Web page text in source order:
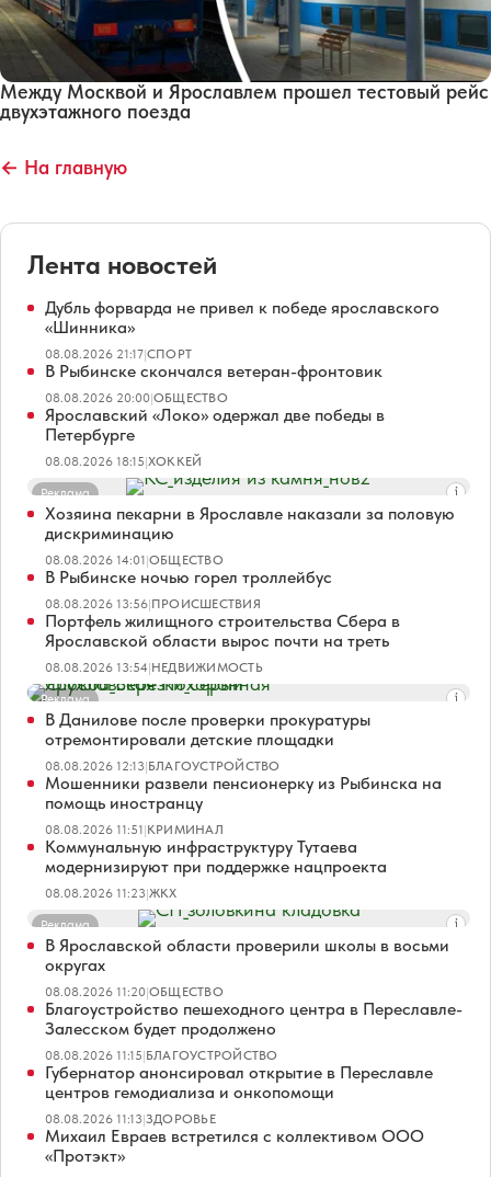
Между Москвой и Ярославлем прошел тестовый рейс
двухэтажного поезда
← На главную
Лента новостей
Дубль форварда не привел к победе ярославского
«Шинника»
08.08.2026 21:17|СПОРТ
В Рыбинске скончался ветеран-фронтовик
08.08.2026 20:00|ОБЩЕСТВО
Ярославский «Локо» одержал две победы в
Петербурге
08.08.2026 18:15|ХОККЕЙ
Реклама
Хозяина пекарни в Ярославле наказали за половую
дискриминацию
08.08.2026 14:01|ОБЩЕСТВО
В Рыбинске ночью горел троллейбус
08.08.2026 13:56|ПРОИСШЕСТВИЯ
Портфель жилищного строительства Сбера в
Ярославской области вырос почти на треть
08.08.2026 13:54|НЕДВИЖИМОСТЬ
Реклама
В Данилове после проверки прокуратуры
отремонтировали детские площадки
08.08.2026 12:13|БЛАГОУСТРОЙСТВО
Мошенники развели пенсионерку из Рыбинска на
помощь иностранцу
08.08.2026 11:51|КРИМИНАЛ
Коммунальную инфраструктуру Тутаева
модернизируют при поддержке нацпроекта
08.08.2026 11:23|ЖКХ
Реклама
В Ярославской области проверили школы в восьми
округах
08.08.2026 11:20|ОБЩЕСТВО
Благоустройство пешеходного центра в Переславле-
Залесском будет продолжено
08.08.2026 11:15|БЛАГОУСТРОЙСТВО
Губернатор анонсировал открытие в Переславле
центров гемодиализа и онкопомощи
08.08.2026 11:13|ЗДОРОВЬЕ
Михаил Евраев встретился с коллективом ООО
«Протэкт»